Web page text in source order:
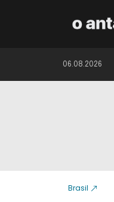
06.08.2026
Brasil